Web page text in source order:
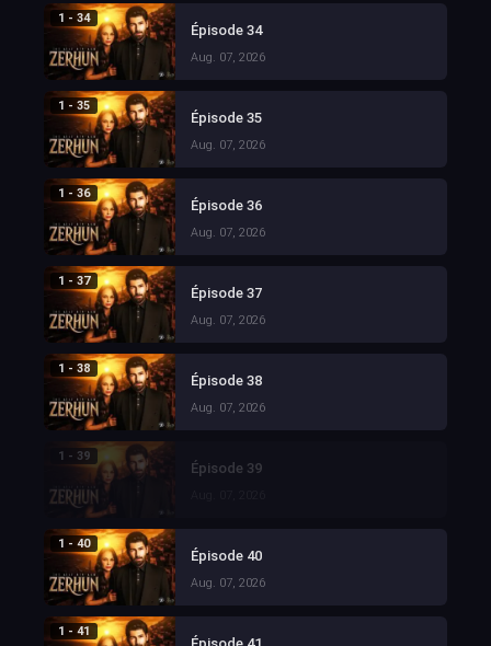
1 - 34
Épisode 34
Aug. 07, 2026
1 - 35
Épisode 35
Aug. 07, 2026
1 - 36
Épisode 36
Aug. 07, 2026
1 - 37
Épisode 37
Aug. 07, 2026
1 - 38
Épisode 38
Aug. 07, 2026
1 - 39
Épisode 39
1 - 40
Épisode 40
Aug. 07, 2026
1 - 41